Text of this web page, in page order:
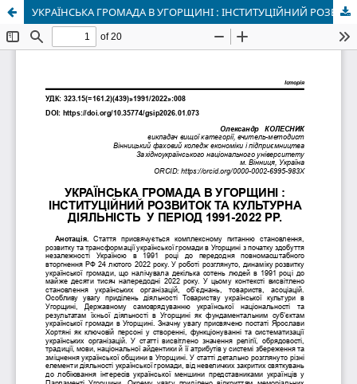
УКРАЇНСЬКА ГРОМАДА В УГОРЩИНІ : ІНСТИТУЦІЙНИЙ РОЗВИТОК ТА КУЛЬТУРНА ДІЯЛЬНІСТЬ У ПЕРІОД 1991-2022 РР.